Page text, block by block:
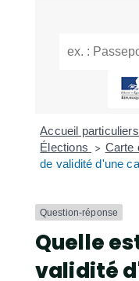
Accueil particuliers
Élections
> Carte
de validité d'une
Question-réponse
Quelle
validité